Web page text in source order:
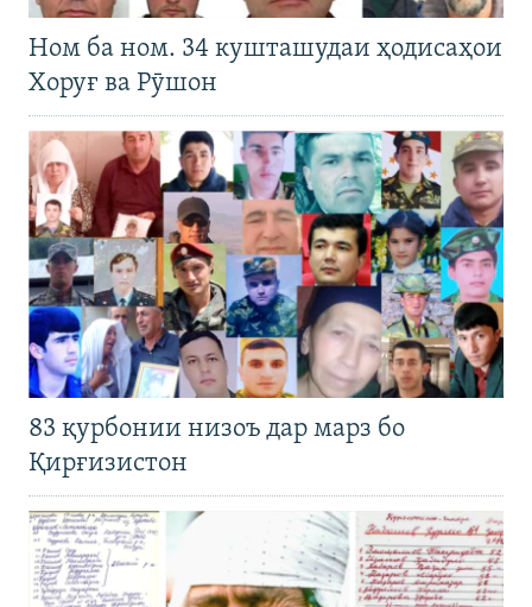
Ном ба ном. 34 кушташудаи ҳодисаҳои
Хоруғ ва Рӯшон
83 қурбонии низоъ дар марз бо
Қирғизистон